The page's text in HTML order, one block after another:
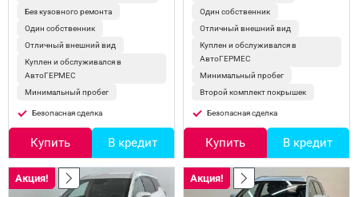
Без кузовного ремонта
Один собственник
Отличный внешний вид
Куплен и обслуживался в
АвтоГЕРМЕС
Минимальный пробег
Безопасная сделка
Купить В кредит
Один собственник
Отличный внешний вид
Куплен и обслуживался в
АвтоГЕРМЕС
Минимальный пробег
Второй комплект покрышек
Безопасная сделка
Купить В кредит
Акция! Акция!